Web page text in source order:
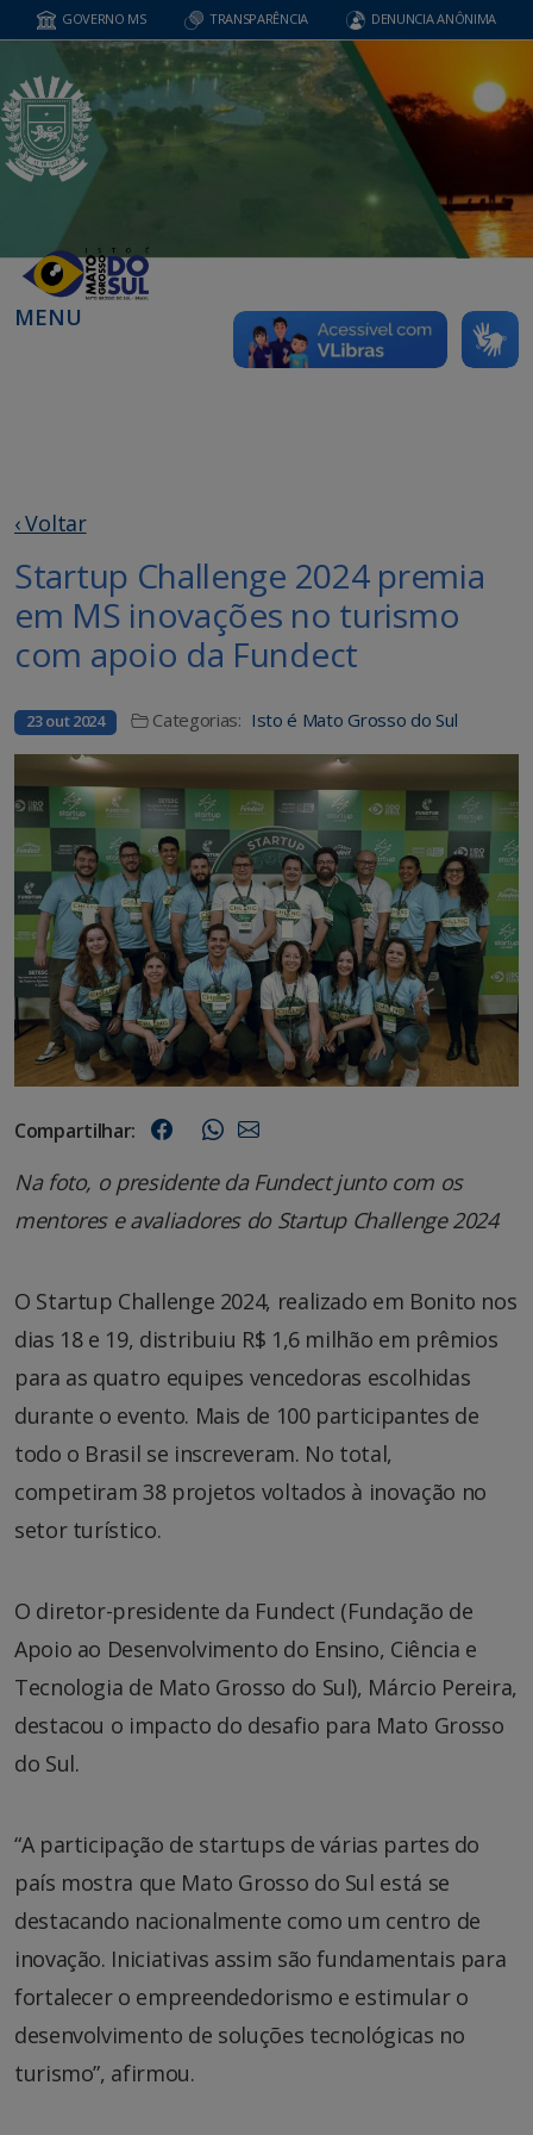
GOVERNO MS TRANSPARÊNCIA DENUNCIA ANÔNIMA
MENU
‹ Voltar
Startup Challenge 2024 premia
em MS inovações no turismo
com apoio da Fundect
23 out 2024 Categorias: Isto é Mato Grosso do Sul
Compartilhar:
Na foto, o presidente da Fundect junto com os
mentores e avaliadores do Startup Challenge 2024
O Startup Challenge 2024, realizado em Bonito nos
dias 18 e 19, distribuiu R$ 1,6 milhão em prêmios
para as quatro equipes vencedoras escolhidas
durante o evento. Mais de 100 participantes de
todo o Brasil se inscreveram. No total,
competiram 38 projetos voltados à inovação no
setor turístico.
O diretor-presidente da Fundect (Fundação de
Apoio ao Desenvolvimento do Ensino, Ciência e
Tecnologia de Mato Grosso do Sul), Márcio Pereira,
destacou o impacto do desafio para Mato Grosso
do Sul.
“A participação de startups de várias partes do
país mostra que Mato Grosso do Sul está se
destacando nacionalmente como um centro de
inovação. Iniciativas assim são fundamentais para
fortalecer o empreendedorismo e estimular o
desenvolvimento de soluções tecnológicas no
turismo”, afirmou.